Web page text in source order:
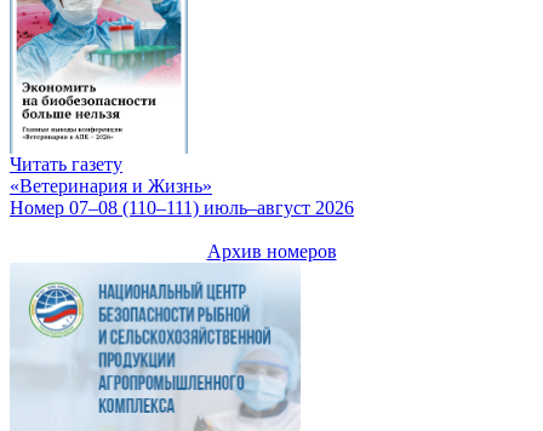
Читать газету
«Ветеринария и Жизнь»
Номер 07–08 (110–111) июль–август 2026
Архив номеров